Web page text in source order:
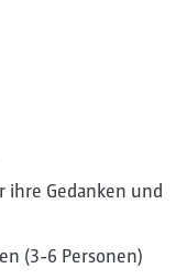
Gedanken und
(3-6 Personen)